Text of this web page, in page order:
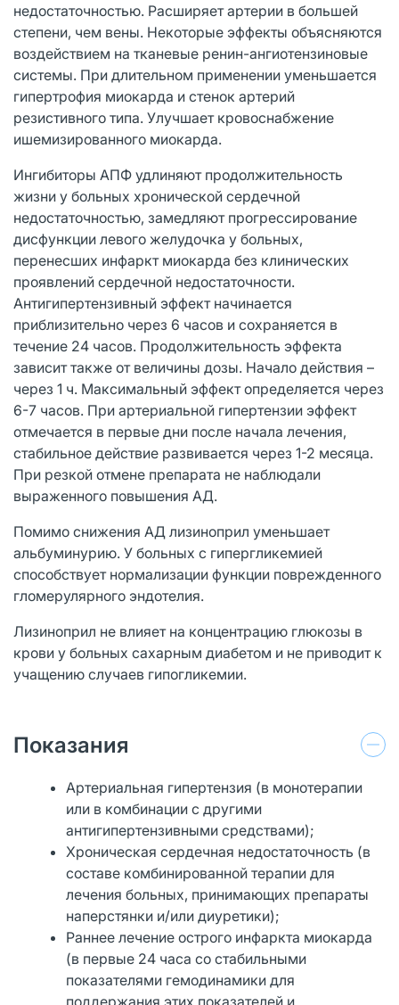
недостаточностью. Расширяет артерии в большей
степени, чем вены. Некоторые эффекты объясняются
воздействием на тканевые ренин-ангиотензиновые
системы. При длительном применении уменьшается
гипертрофия миокарда и стенок артерий
резистивного типа. Улучшает кровоснабжение
ишемизированного миокарда.
Ингибиторы АПФ удлиняют продолжительность
жизни у больных хронической сердечной
недостаточностью, замедляют прогрессирование
дисфункции левого желудочка у больных,
перенесших инфаркт миокарда без клинических
проявлений сердечной недостаточности.
Антигипертензивный эффект начинается
приблизительно через 6 часов и сохраняется в
течение 24 часов. Продолжительность эффекта
зависит также от величины дозы. Начало действия –
через 1 ч. Максимальный эффект определяется через
6-7 часов. При артериальной гипертензии эффект
отмечается в первые дни после начала лечения,
стабильное действие развивается через 1-2 месяца.
При резкой отмене препарата не наблюдали
выраженного повышения АД.
Помимо снижения АД лизиноприл уменьшает
альбуминурию. У больных с гипергликемией
способствует нормализации функции поврежденного
гломерулярного эндотелия.
Лизиноприл не влияет на концентрацию глюкозы в
крови у больных сахарным диабетом и не приводит к
учащению случаев гипогликемии.
Показания
Артериальная гипертензия (в монотерапии
или в комбинации с другими
антигипертензивными средствами);
Хроническая сердечная недостаточность (в
составе комбинированной терапии для
лечения больных, принимающих препараты
наперстянки и/или диуретики);
Раннее лечение острого инфаркта миокарда
(в первые 24 часа со стабильными
показателями гемодинамики для
поддержания этих показателей и